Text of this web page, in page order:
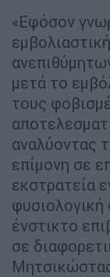
«Εφόσον
μετά το
τους
αναλύοντας
επίμονη σε
εκστρατεία
ένστικτο
σε